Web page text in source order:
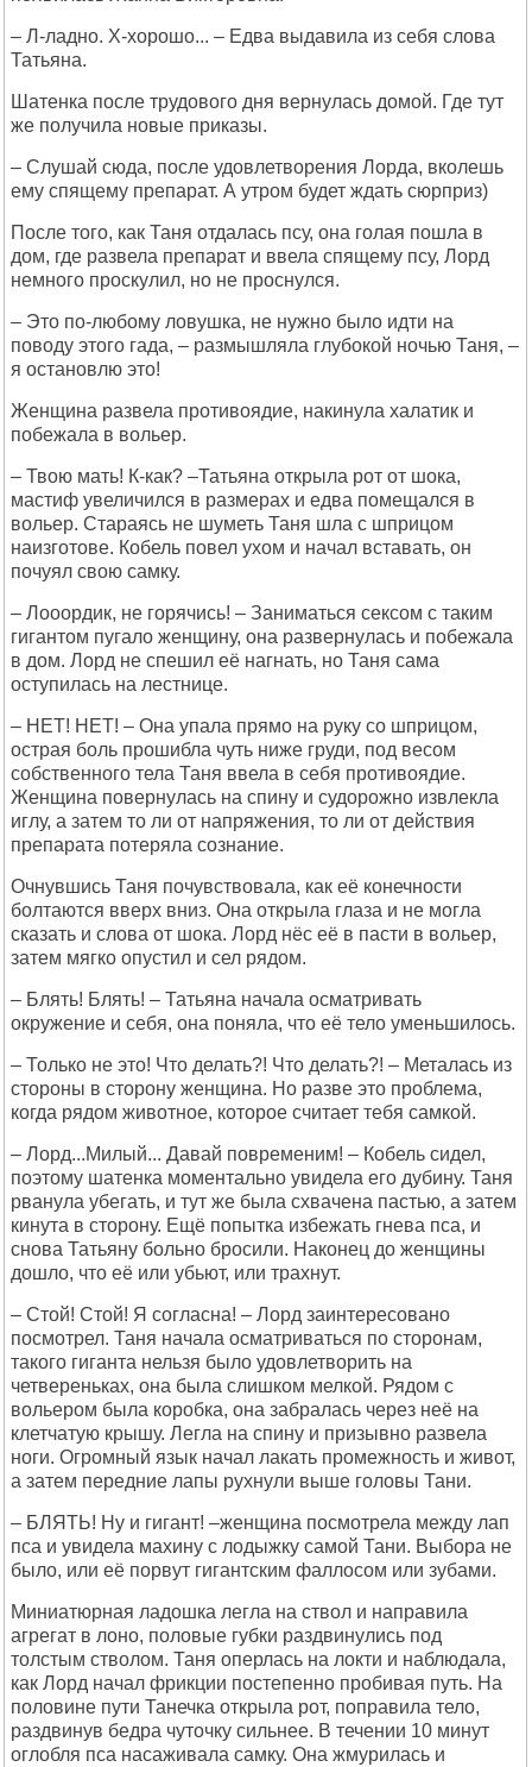
– Л-ладно. Х-хорошо... – Едва выдавила из себя слова
Татьяна.
Шатенка после трудового дня вернулась домой. Где тут
же получила новые приказы.
– Слушай сюда, после удовлетворения Лорда, вколешь
ему спящему препарат. А утром будет ждать сюрприз)
После того, как Таня отдалась псу, она голая пошла в
дом, где развела препарат и ввела спящему псу, Лорд
немного проскулил, но не проснулся.
– Это по-любому ловушка, не нужно было идти на
поводу этого гада, – размышляла глубокой ночью Таня, –
я остановлю это!
Женщина развела противоядие, накинула халатик и
побежала в вольер.
– Твою мать! К-как? –Татьяна открыла рот от шока,
мастиф увеличился в размерах и едва помещался в
вольер. Стараясь не шуметь Таня шла с шприцом
наизготове. Кобель повел ухом и начал вставать, он
почуял свою самку.
– Лооордик, не горячись! – Заниматься сексом с таким
гигантом пугало женщину, она развернулась и побежала
в дом. Лорд не спешил её нагнать, но Таня сама
оступилась на лестнице.
– НЕТ! НЕТ! – Она упала прямо на руку со шприцом,
острая боль прошибла чуть ниже груди, под весом
собственного тела Таня ввела в себя противоядие.
Женщина повернулась на спину и судорожно извлекла
иглу, а затем то ли от напряжения, то ли от действия
препарата потеряла сознание.
Очнувшись Таня почувствовала, как её конечности
болтаются вверх вниз. Она открыла глаза и не могла
сказать и слова от шока. Лорд нёс её в пасти в вольер,
затем мягко опустил и сел рядом.
– Блять! Блять! – Татьяна начала осматривать
окружение и себя, она поняла, что её тело уменьшилось.
– Только не это! Что делать?! Что делать?! – Металась из
стороны в сторону женщина. Но разве это проблема,
когда рядом животное, которое считает тебя самкой.
– Лорд...Милый... Давай повременим! – Кобель сидел,
поэтому шатенка моментально увидела его дубину. Таня
рванула убегать, и тут же была схвачена пастью, а затем
кинута в сторону. Ещё попытка избежать гнева пса, и
снова Татьяну больно бросили. Наконец до женщины
дошло, что её или убьют, или трахнут.
– Стой! Стой! Я согласна! – Лорд заинтересовано
посмотрел. Таня начала осматриваться по сторонам,
такого гиганта нельзя было удовлетворить на
четвереньках, она была слишком мелкой. Рядом с
вольером была коробка, она забралась через неё на
клетчатую крышу. Легла на спину и призывно развела
ноги. Огромный язык начал лакать промежность и живот,
а затем передние лапы рухнули выше головы Тани.
– БЛЯТЬ! Ну и гигант! –женщина посмотрела между лап
пса и увидела махину с лодыжку самой Тани. Выбора не
было, или её порвут гигантским фаллосом или зубами.
Миниатюрная ладошка легла на ствол и направила
агрегат в лоно, половые губки раздвинулись под
толстым стволом. Таня оперлась на локти и наблюдала,
как Лорд начал фрикции постепенно пробивая путь. На
половине пути Танечка открыла рот, поправила тело,
раздвинув бедра чуточку сильнее. В течении 10 минут
оглобля пса насаживала самку. Она жмурилась и